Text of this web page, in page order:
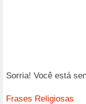
Sorria! Você está
Frases Religiosas